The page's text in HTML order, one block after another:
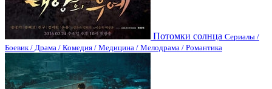
Потомки солнца Сериалы /
Боевик / Драма / Комедия / Медицина / Мелодрама / Романтика